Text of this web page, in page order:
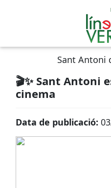
Sant Antoni
🎬✨ Sant Antoni
cinema
Data de publicació: